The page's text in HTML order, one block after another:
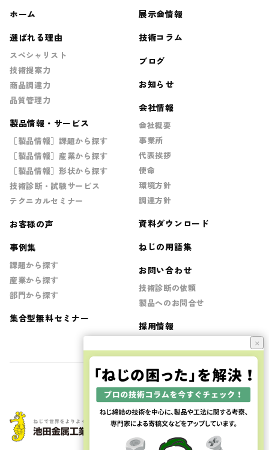
ホーム
選ばれる理由
スペシャリスト
技術提案力
商品調達力
品質管理力
製品情報・サービス
［製品情報］課題から探す
［製品情報］産業から探す
［製品情報］形状から探す
技術診断・試験サービス
テクニカルセミナー
お客様の声
事例集
課題から探す
産業から探す
部門から探す
集合型無料セミナー
展示会情報
技術コラム
ブログ
お知らせ
会社情報
会社概要
事業所
代表挨拶
使命
環境方針
調達方針
資料ダウンロード
ねじの用語集
お問い合わせ
技術診断の依頼
製品へのお問合せ
採用情報
×